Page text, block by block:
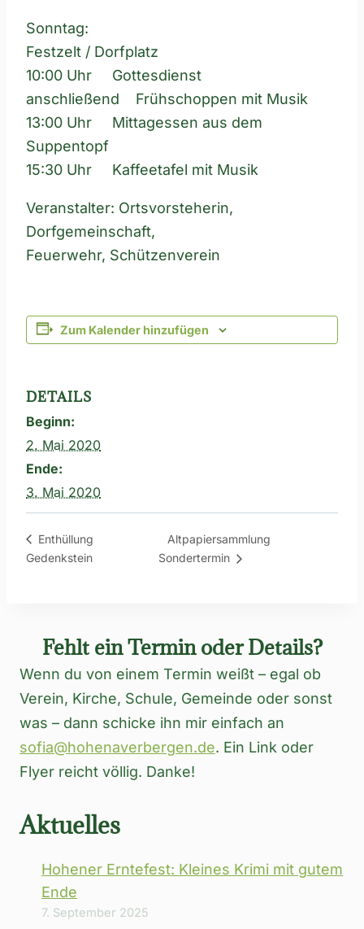
Sonntag:
Festzelt / Dorfplatz
10:00 Uhr Gottesdienst
anschließend Frühschoppen mit Musik
13:00 Uhr Mittagessen aus dem
Suppentopf
15:30 Uhr Kaffeetafel mit Musik
Veranstalter: Ortsvorsteherin,
Dorfgemeinschaft,
Feuerwehr, Schützenverein
Zum Kalender hinzufügen
DETAILS
Beginn:
2. Mai 2020
Ende:
3. Mai 2020
Enthüllung
Gedenkstein
Altpapiersammlung
Sondertermin
Fehlt ein Termin oder Details?
Wenn du von einem Termin weißt – egal ob
Verein, Kirche, Schule, Gemeinde oder sonst
was – dann schicke ihn mir einfach an
sofia@hohenaverbergen.de. Ein Link oder
Flyer reicht völlig. Danke!
Aktuelles
Hohener Erntefest: Kleines Krimi mit gutem
Ende
7. September 2025